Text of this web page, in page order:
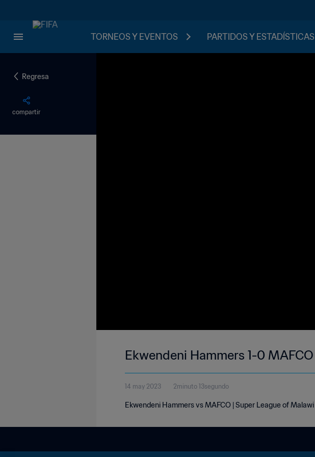
TORNEOS Y EVENTOS PARTIDOS Y ESTADÍSTICAS
Regresa
compartir
Ekwendeni Hammers 1-0
14 may 2023 2minuto 13segundo
Ekwendeni Hammers vs MAFCO | Super League of